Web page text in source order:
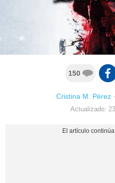
150
Cristina M. Pérez·
Actualizado: